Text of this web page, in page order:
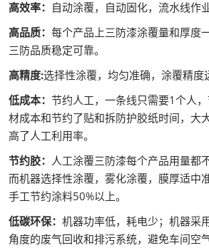
高效率： 自动涂覆，自动固化，流水线作
高品质： 每个产品上三防漆涂覆量和厚度
三防品质稳定可靠。
高精度:选择性涂覆，均匀准确，涂覆精度
低成本： 节约人工，一条线只需要1个人
材成本和节约了贴和拆防护胶纸时间，大
高了人工利用率。
节约胶： 人工涂覆三防漆每个产品用量都
而机器选择性涂覆，雾化涂覆，膜厚适中
手工节约涂料50%以上。
低碳环保： 机器功率低，耗电少；机器采
角度的废气回收和排污系统，避免车间空